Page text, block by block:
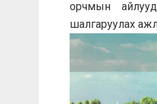
орчмын
шалгаруулах